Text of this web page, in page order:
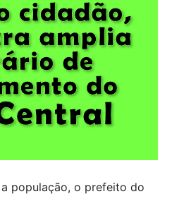
população, o prefeito do